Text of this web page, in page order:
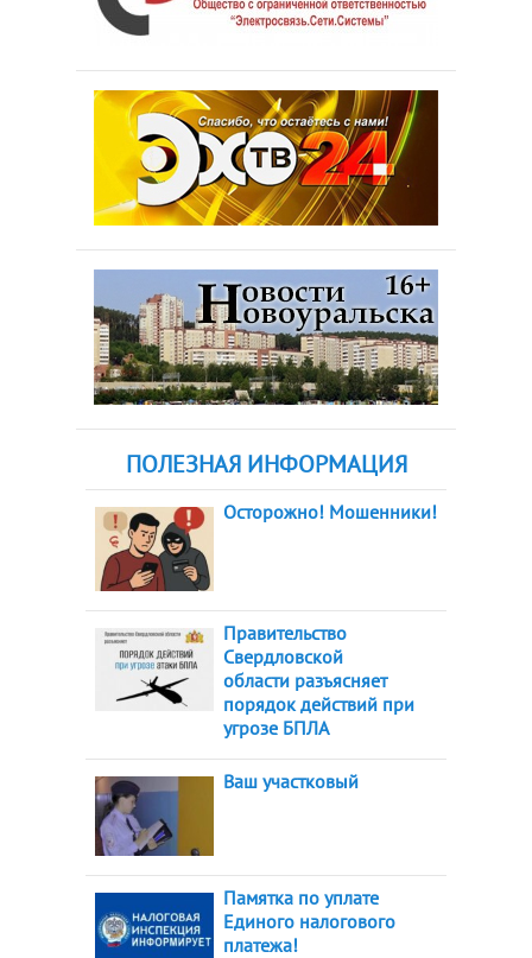
ПОЛЕЗНАЯ ИНФОРМАЦИЯ
Осторожно! Мошенники!
Правительство
Свердловской
области разъясняет
порядок действий при
угрозе БПЛА
Ваш участковый
Памятка по уплате
Единого налогового
платежа!